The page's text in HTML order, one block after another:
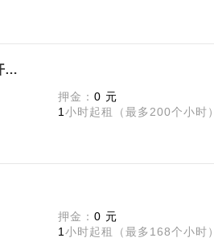
幻兽帕鲁❤️终极版⚡Palworld⚡完美存档⚡开放世界⚡生存收集⚡全DLC⚡好友开通⚡可联机
押金： 0 元
1 小时起租（最多200个小时）
押金： 0 元
1 小时起租（最多168个小时）